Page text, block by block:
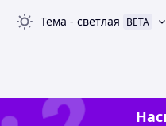
Тема - светлая BETA